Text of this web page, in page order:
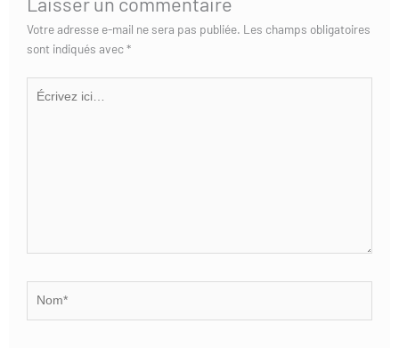
Votre adresse e-mail ne sera pas publiée. Les champs obligatoires
sont indiqués avec*
Écrivez
ici…